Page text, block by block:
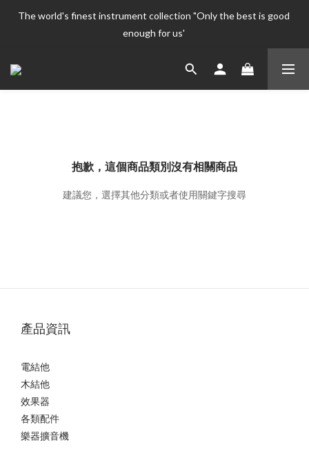
The world's finest instrument collection "Only the best is good
enough for us'
The world's finest instrument collection "Only the best is good
enough for us'
抱歉，這個商品類別沒有相關商品
建議您，選擇其他分類或者使用關鍵字搜尋
產品資訊
電結他
木結他
效果器
各類配件
樂器擴音機